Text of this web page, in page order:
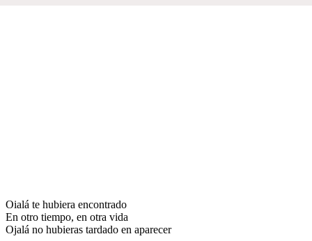
Oialá te hubiera encontrado
En otro tiempo, en otra vida
Ojalá no hubieras tardado en aparecer